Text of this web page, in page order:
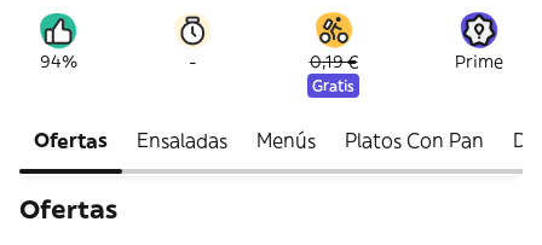
94% - 0,19 €
Gratis
Prime
Ofertas Ensaladas Menús Platos Con Pan
Ofertas